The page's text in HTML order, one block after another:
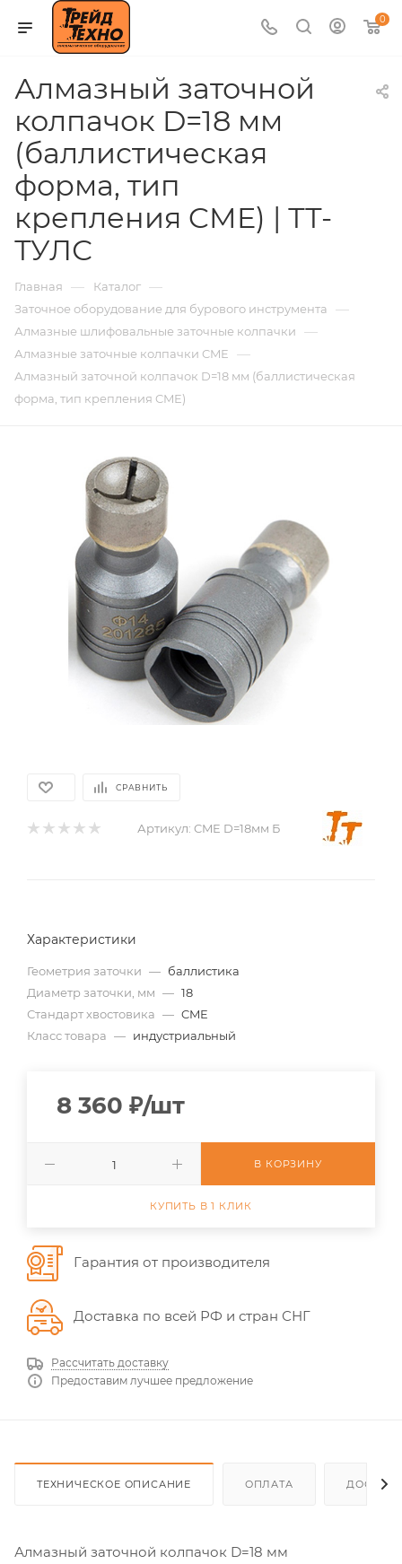
0
Алмазный заточной
колпачок D=18 мм
(баллистическая
форма, тип
крепления CME) | ТТ-
ТУЛС
Главная — Каталог —
Заточное оборудование для бурового инструмента —
Алмазные шлифовальные заточные колпачки —
Алмазные заточные колпачки CME —
Алмазный заточной колпачок D=18 мм (баллистическая
форма, тип крепления CME)
СРАВНИТЬ
Артикул: CME D=18мм Б
Характеристики
Геометрия заточки — баллистика
Диаметр заточки, мм — 18
Стандарт хвостовика — CME
Класс товара — индустриальный
8 360 ₽/шт
В КОРЗИНУ
КУПИТЬ В 1 КЛИК
Гарантия от производителя
Доставка по всей РФ и стран СНГ
Рассчитать доставку
Предоставим лучшее предложение
ТЕХНИЧЕСКОЕ ОПИСАНИЕ ОПЛАТА
Алмазный заточной колпачок D=18 мм